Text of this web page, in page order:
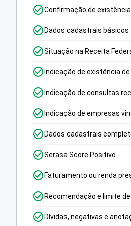
Confirmação de existência
Dados cadastrais básicos
Situação na Receita
Indicação de existência
Indicação de consultas
Indicação de empresas
Dados cadastrais
Serasa Score Positivo
Faturamento ou renda
Recomendação e limite
Dívidas, negativas e